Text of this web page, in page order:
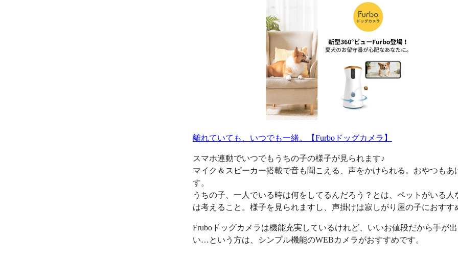
離れていても、いつでも一緒。【Furboドッグカメラ】
スマホ連動でいつでもうちの子の様子が見られます♪
マイク＆スピーカー搭載で音も聞こえる、声をかけられる。おやつもあ
す。
うちの子、一人でいる時は何をしてるんだろう？とは、ペットがいる人
は考えること。様子を見られますし、声掛けは寂しがり屋の子におすす
Fruboドッグカメラは機能充実しているけれど、いいお値段だから手が
い…という方は、シンプル機能のWEBカメラがおすすめです。